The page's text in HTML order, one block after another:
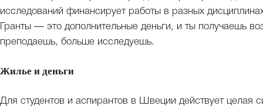
исследований финансирует работы в разных
Гранты — это дополнительные деньги, и ты получаешь
преподаешь, больше исследуешь.
Жилье и деньги
Для студентов и аспирантов в Швеции действует целая